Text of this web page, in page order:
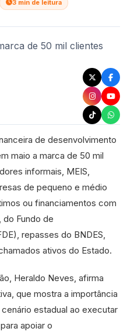
3 min de leitura
de desenvolvimento
maio a marca de 50 mil
informais, MEIS,
de pequeno e médio
ou financiamentos com
Fundo de
repasses do BNDES,
ativos do Estado.
Heraldo Neves, afirma
que mostra a importância
estadual ao executar
apoiar o